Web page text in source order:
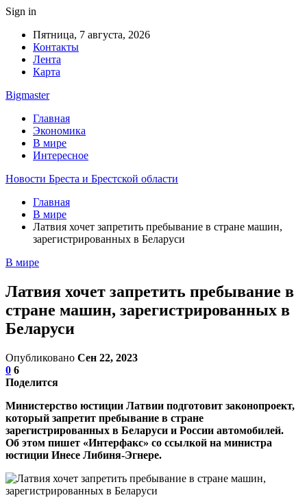
Sign in
Пятница, 7 августа, 2026
Контакты
Лента
Карта
Bigmaster
Главная
Экономика
В мире
Интересное
Новости Бреста и Брестской области
Главная
В мире
Латвия хочет запретить пребывание в стране машин,
зарегистрированных в Беларуси
В мире
Латвия хочет запретить пребывание в
стране машин, зарегистрированных в
Беларуси
Опубликовано Сен 22, 2023
0 6
Поделится
Министерство юстиции Латвии подготовит законопроект,
который запретит пребывание в стране
зарегистрированных в Беларуси и России автомобилей.
Об этом пишет «Интерфакс» со ссылкой на министра
юстиции Инесе Либиня-Эгнере.